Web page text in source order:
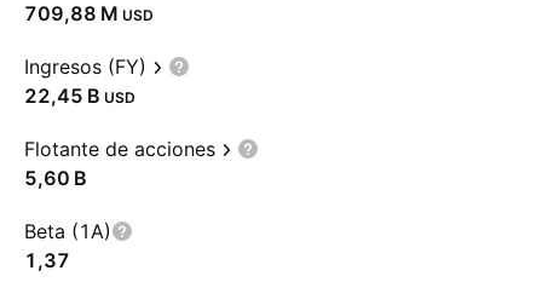
‪709,88 M‬ USD
Ingresos (FY)
‪22,45 B‬ USD
Flotante de acciones
‪5,60 B‬
Beta (1A)
1,37